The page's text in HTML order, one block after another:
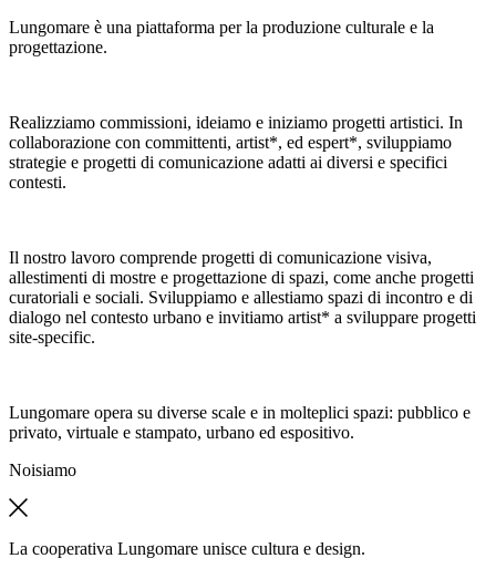
Lungomare è una piattaforma per la produzione culturale e la
progettazione.
Realizziamo commissioni, ideiamo e iniziamo progetti artistici. In
collaborazione con committenti, artist*, ed espert*, sviluppiamo
strategie e progetti di comunicazione adatti ai diversi e specifici
contesti.
Il nostro lavoro comprende progetti di comunicazione visiva,
allestimenti di mostre e progettazione di spazi, come anche progetti
curatoriali e sociali. Sviluppiamo e allestiamo spazi di incontro e di
dialogo nel contesto urbano e invitiamo artist* a sviluppare progetti
site-specific.
Lungomare opera su diverse scale e in molteplici spazi: pubblico e
privato, virtuale e stampato, urbano ed espositivo.
Noisiamo
La cooperativa Lungomare unisce cultura e design.